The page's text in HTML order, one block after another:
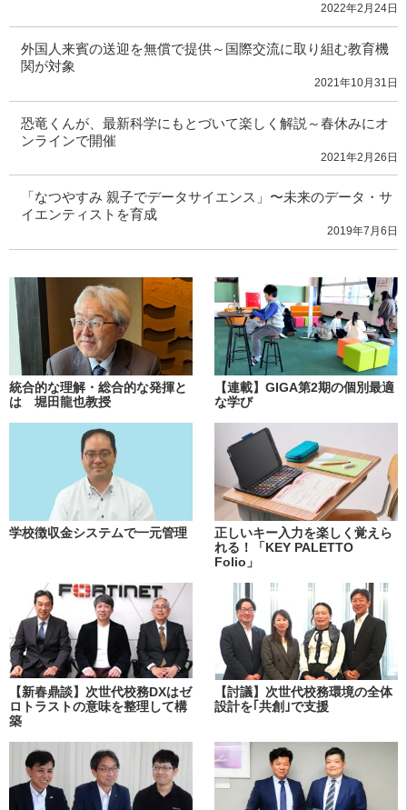
2022年2月24日
外国人来賓の送迎を無償で提供～国際交流に取り組む教育機
関が対象
2021年10月31日
恐竜くんが、最新科学にもとづいて楽しく解説～春休みにオ
ンラインで開催
2021年2月26日
「なつやすみ 親子でデータサイエンス」〜未来のデータ・サ
イエンティストを育成
2019年7月6日
統合的な理解・総合的な発揮と
は 堀田龍也教授
【連載】GIGA第2期の個別最適
な学び
学校徴収金システムで一元管理
正しいキー入力を楽しく覚えら
れる！「KEY PALETTO
Folio」
【新春鼎談】次世代校務DXはゼ
ロトラストの意味を整理して構
築
【討議】次世代校務環境の全体
設計を｢共創｣で支援